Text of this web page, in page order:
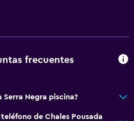
frecuentes
Serra Negra piscina?
de Chales Pousada